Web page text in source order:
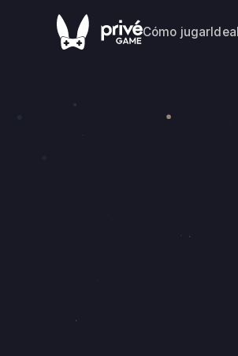
Cómo jugarIdea